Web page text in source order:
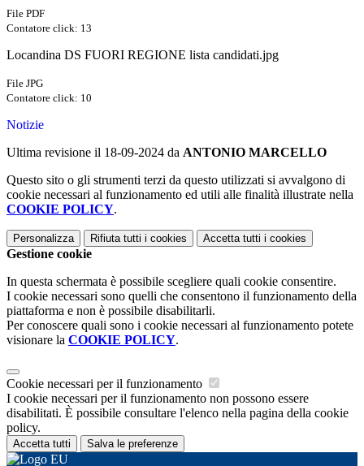
File PDF
Contatore click: 13
Locandina DS FUORI REGIONE lista candidati.jpg
File JPG
Contatore click: 10
Notizie
Ultima revisione il 18-09-2024 da ANTONIO MARCELLO
Questo sito o gli strumenti terzi da questo utilizzati si avvalgono di
cookie necessari al funzionamento ed utili alle finalità illustrate nella
COOKIE POLICY.
Personalizza Rifiuta tutti i cookies Accetta tutti i cookies
Gestione cookie
In questa schermata è possibile scegliere quali cookie consentire.
I cookie necessari sono quelli che consentono il funzionamento della
piattaforma e non è possibile disabilitarli.
Per conoscere quali sono i cookie necessari al funzionamento potete
visionare la COOKIE POLICY.
Cookie necessari per il funzionamento
I cookie necessari per il funzionamento non possono essere
disabilitati. È possibile consultare l'elenco nella pagina della cookie
policy.
Accetta tutti Salva le preferenze